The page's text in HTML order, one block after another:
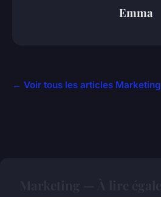
Emma
← Voir tous les articles Marketing